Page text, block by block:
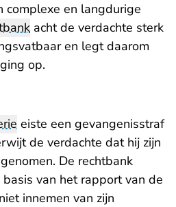
complexe en langdurige
acht de verdachte sterk
en legt daarom
op.
eiste een gevangenisstraf
de verdachte dat hij zijn
De rechtbank
van het rapport van de
innemen van zijn